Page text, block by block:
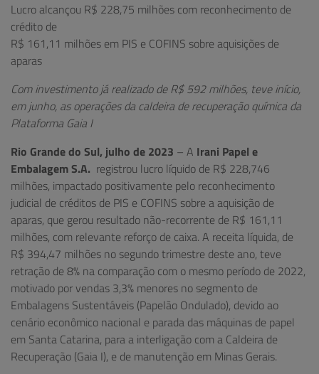
Lucro alcançou R$ 228,75 milhões com reconhecimento de
crédito de
R$ 161,11 milhões em PIS e COFINS sobre aquisições de
aparas
Com investimento já realizado de R$ 592 milhões, teve início,
em junho, as operações da caldeira de recuperação química da
Plataforma Gaia I
Rio Grande do Sul, julho de 2023 – A Irani Papel e
Embalagem S.A. registrou lucro líquido de R$ 228,746
milhões, impactado positivamente pelo reconhecimento
judicial de créditos de PIS e COFINS sobre a aquisição de
aparas, que gerou resultado não-recorrente de R$ 161,11
milhões, com relevante reforço de caixa. A receita líquida, de
R$ 394,47 milhões no segundo trimestre deste ano, teve
retração de 8% na comparação com o mesmo período de 2022,
motivado por vendas 3,3% menores no segmento de
Embalagens Sustentáveis (Papelão Ondulado), devido ao
cenário econômico nacional e parada das máquinas de papel
em Santa Catarina, para a interligação com a Caldeira de
Recuperação (Gaia I), e de manutenção em Minas Gerais.